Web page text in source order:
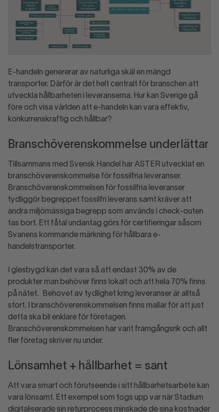
E-handeln genererar av naturliga skäl en mängd
transporter. Därför är det helt centralt för branschen att
utveckla hållbarheten i leveranserna. Hur kan Sverige gå
före och visa världen att e-handeln kan vara effektiv,
konkurrenskraftig och hållbar?
Branschöverenskommelse underlättar
Tillsammans med Svensk Handel har ASTER utvecklat en
branschöverenskommelse för fossilfria leveranser.
Branschöverenskommelsen för fossilfria leveranser
tydliggör begreppet fossilfri leverans samt kräver att
andra miljömässiga begrepp som används i check-outen
tas bort. Ett fåtal undantag görs för certifieringar såsom
Svanens kommande märkning för hållbara e-
handelstransporter.
I glesbygd kan det vara så att endast 30% av de
produkter man behöver finns lokalt och att hela 70% finns
på nätet. Behovet av tydlighet kring leveranser är alltså
stort. I branschöverenskommelsen finns mallar för att just
detta ska bli enklare för företagen.
Branschöverenskommelsen har varit framgångsrik och allt
fler företag skriver nu under.
Lönsamhet + hållbarhet = sant
Att vara smart och förutseende i sitt hållbarhetsarbete kan
vara lönsamt. Ett exempel som togs upp var när Stadium
digitaliserade sin returprocess minskade de sina kostnader